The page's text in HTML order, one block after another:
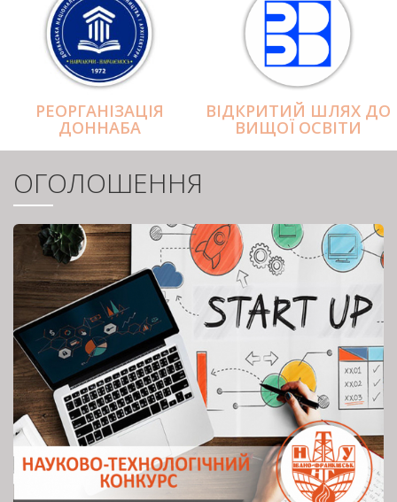
РЕОРГАНІЗАЦІЯ
ДОННАБА
ВІДКРИТИЙ ШЛЯХ ДО
ВИЩОЇ ОСВІТИ
ОГОЛОШЕННЯ